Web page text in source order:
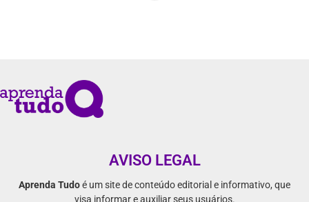
AVISO LEGAL
Aprenda Tudoé um site de conteúdo editorial e informativo, que